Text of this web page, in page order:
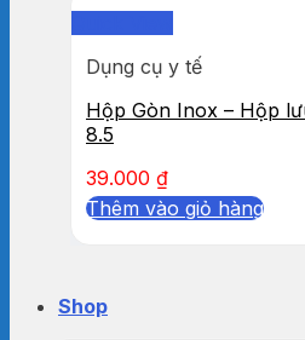
Dụng cụ y tế
Hộp Gòn Inox – Hộp
8.5
39.000 ₫
Thêm vào giỏ hàng
Shop